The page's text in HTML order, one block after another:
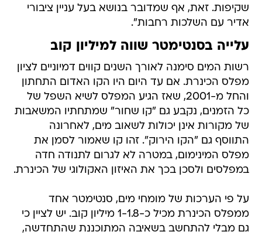
שקיפות. זאת, אף שמדובר בנושא בעל עניין ציבורי
אדיר עם השלכות רחבות".
עלייה בסנטימטר שווה למיליון קוב
רשות המים סימנה לאורך השנים קווים דמיוניים לציון
מפלס הכינרת. אם עד היום היו הקו האדום התחתון
והחל מ-2001, שאז הגיע המפלס לשיא השפל של
כל הזמנים, נקבע גם "קו שחור" שמתחתיו המשאבות
של מקורות אינן יכולות לשאוב מים, לאחרונה
התווסף גם "הקו הירוק". זהו קו שאמור לסמן את
מפלס המינימום, במטרה לא לגרום לתנודה חדה
במפלסים ולסכן בכך את האיזון האקולוגי של הכינרת.
על פי הערכות של מומחי מים, סנטימטר אחד
ממפלס הכינרת מכיל כ-1-1.8 מיליון קוב. יש לציין כי
גם מבלי להתחשב בשאיבה המתוכננת שהתחדשה,